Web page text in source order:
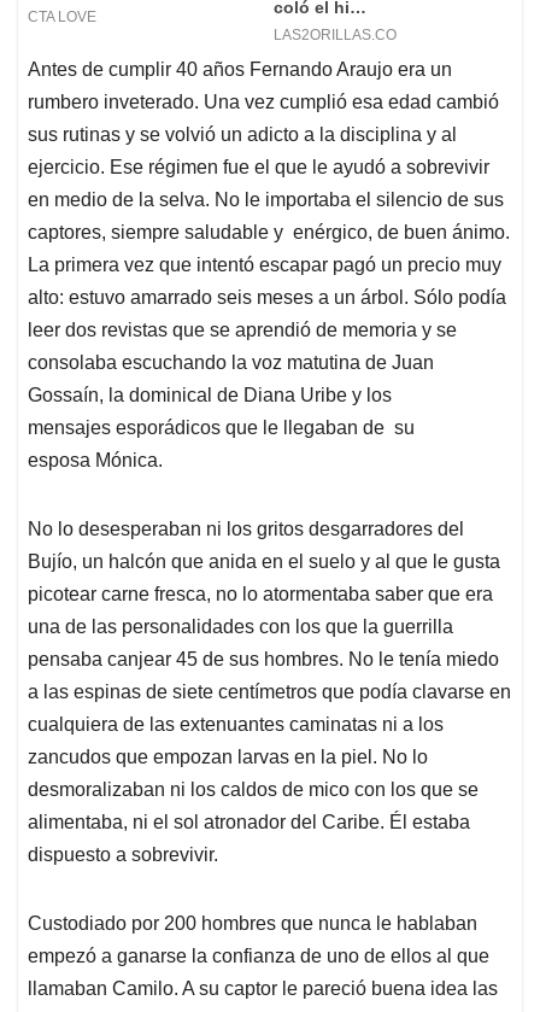
Antes de cumplir 40 años Fernando Araujo era un
rumbero inveterado. Una vez cumplió esa edad cambió
sus rutinas y se volvió un adicto a la disciplina y al
ejercicio. Ese régimen fue el que le ayudó a sobrevivir
en medio de la selva. No le importaba el silencio de sus
captores, siempre saludable y enérgico, de buen ánimo.
La primera vez que intentó escapar pagó un precio muy
alto: estuvo amarrado seis meses a un árbol. Sólo podía
leer dos revistas que se aprendió de memoria y se
consolaba escuchando la voz matutina de Juan
Gossaín, la dominical de Diana Uribe y los
mensajes esporádicos que le llegaban de su
esposa Mónica.
No lo desesperaban ni los gritos desgarradores del
Bujío, un halcón que anida en el suelo y al que le gusta
picotear carne fresca, no lo atormentaba saber que era
una de las personalidades con los que la guerrilla
pensaba canjear 45 de sus hombres. No le tenía miedo
a las espinas de siete centímetros que podía clavarse en
cualquiera de las extenuantes caminatas ni a los
zancudos que empozan larvas en la piel. No lo
desmoralizaban ni los caldos de mico con los que se
alimentaba, ni el sol atronador del Caribe. Él estaba
dispuesto a sobrevivir.
Custodiado por 200 hombres que nunca le hablaban
empezó a ganarse la confianza de uno de ellos al que
llamaban Camilo. A su captor le pareció buena idea las